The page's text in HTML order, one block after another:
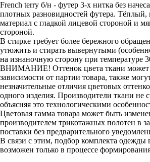
French terry б/н - футер 3-х нитка без
плотных разновидностей футера.
материал с гладкой лицевой стороной и
стороной.
В стирке требует более бережного
утюжить и стирать вывернутыми
на изнаночную сторону при температуре
ВНИМАНИЕ! Оттенок цвета ткани может
зависимости от партии товара, также
незначительные отличия цветовых
одного изделия. Производители ткани не
объясняя это технологическими
Цветовая гамма товара может быть
производителем трикотажных полотен в
поставки без предварительного
В связи с этим, подбор комплекта одежды
возможен только в процессе